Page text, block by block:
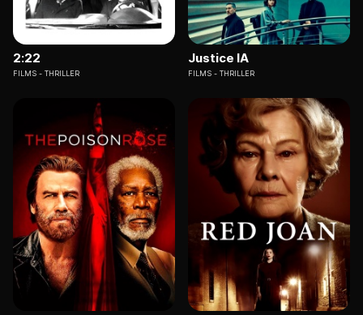
2:22
FILMS THRILLER
Justice IA
FILMS THRILLER